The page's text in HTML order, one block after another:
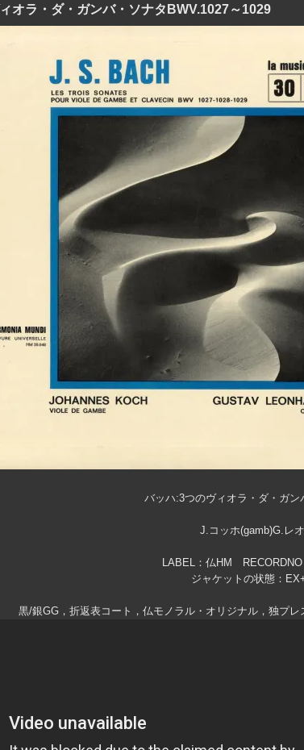
オラ・ダ・ガンバ・ソナタBWV.1027～1029
バッハ:3つのヴィオラ・ダ・ガ
J.コッホ(gamb)G.レ
LABEL：仏HM
ジャケットの状態：
黒/銀GG，折返表コート，仏モノラル・オリジナル，独プ